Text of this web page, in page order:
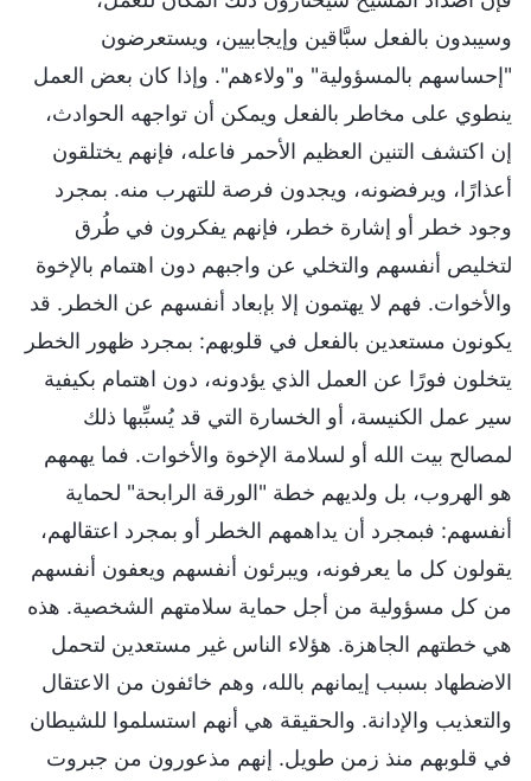
وسيبدون بالفعل سبَّاقين وإيجابيين، ويستعرضون
"إحساسهم بالمسؤولية" و"ولاءهم". وإذا كان بعض العمل
ينطوي على مخاطر بالفعل ويمكن أن تواجهه الحوادث،
إن اكتشف التنين العظيم الأحمر فاعله، فإنهم يختلقون
أعذارًا، ويرفضونه، ويجدون فرصة للتهرب منه. بمجرد
وجود خطر أو إشارة خطر، فإنهم يفكرون في طُرق
لتخليص أنفسهم والتخلي عن واجبهم دون اهتمام بالإخوة
والأخوات. فهم لا يهتمون إلا بإبعاد أنفسهم عن الخطر. قد
يكونون مستعدين بالفعل في قلوبهم: بمجرد ظهور الخطر
يتخلون فورًا عن العمل الذي يؤدونه، دون اهتمام بكيفية
سير عمل الكنيسة، أو الخسارة التي قد يُسبِّبها ذلك
لمصالح بيت الله أو لسلامة الإخوة والأخوات. فما يهمهم
هو الهروب، بل ولديهم خطة "الورقة الرابحة" لحماية
أنفسهم: فبمجرد أن يداهمهم الخطر أو بمجرد اعتقالهم،
يقولون كل ما يعرفونه، ويبرئون أنفسهم ويعفون أنفسهم
من كل مسؤولية من أجل حماية سلامتهم الشخصية. هذه
هي خطتهم الجاهزة. هؤلاء الناس غير مستعدين لتحمل
الاضطهاد بسبب إيمانهم بالله، وهم خائفون من الاعتقال
والتعذيب والإدانة. والحقيقة هي أنهم استسلموا للشيطان
في قلوبهم منذ زمن طويل. إنهم مذعورون من جبروت